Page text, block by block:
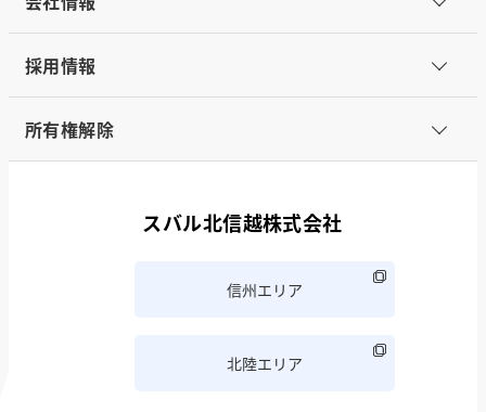
採用情報
所有権解除
スバル北信越株式会社
信州エリア
北陸エリア